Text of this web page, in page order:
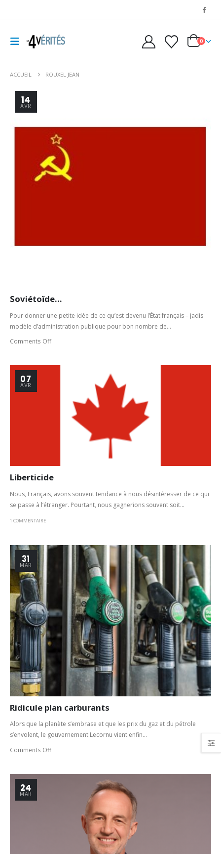
0
ACCUEIL ROUXEL JEAN
14
AVR
Soviétoïde…
Pour donner une petite idée de ce qu’est devenu l’État français – jadis
modèle d’administration publique pour bon nombre de...
Comments Off
07
AVR
Liberticide
Nous, Français, avons souvent tendance à nous désintéresser de ce qui
se passe à l’étranger. Pourtant, nous gagnerions souvent soit...
1 COMMENTAIRE
31
MAR
Ridicule plan carburants
Alors que la planète s’embrase et que les prix du gaz et du pétrole
s’envolent, le gouvernement Lecornu vient enfin...
Comments Off
24
MAR